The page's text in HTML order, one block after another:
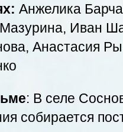
Анжелика
Иван
Анастасия
: В селе
собирается